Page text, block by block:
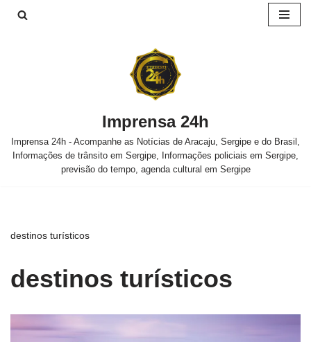
Imprensa 24h
Imprensa 24h - Acompanhe as Notícias de Aracaju, Sergipe e do Brasil,
Informações de trânsito em Sergipe, Informações policiais em Sergipe,
previsão do tempo, agenda cultural em Sergipe
destinos turísticos
destinos turísticos